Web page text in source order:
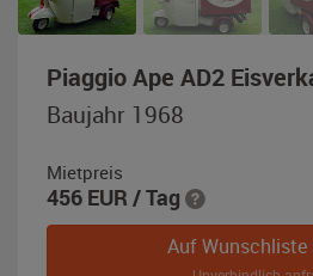
Piaggio Ape AD2
Baujahr 1968
Mietpreis
456 EUR / Tag
Auf Wunschliste